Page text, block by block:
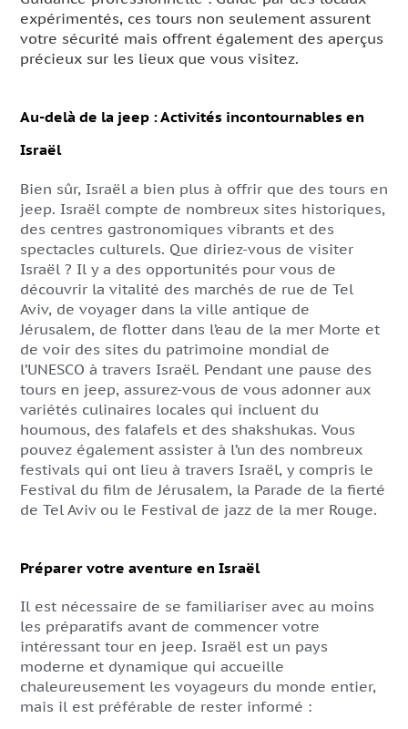
expérimentés, ces tours non seulement assurent
votre sécurité mais offrent également des aperçus
précieux sur les lieux que vous visitez.
Au-delà de la jeep : Activités incontournables en
Israël
Bien sûr, Israël a bien plus à offrir que des tours en
jeep. Israël compte de nombreux sites historiques,
des centres gastronomiques vibrants et des
spectacles culturels. Que diriez-vous de visiter
Israël ? Il y a des opportunités pour vous de
découvrir la vitalité des marchés de rue de Tel
Aviv, de voyager dans la ville antique de
Jérusalem, de flotter dans l’eau de la mer Morte et
de voir des sites du patrimoine mondial de
l’UNESCO à travers Israël. Pendant une pause des
tours en jeep, assurez-vous de vous adonner aux
variétés culinaires locales qui incluent du
houmous, des falafels et des shakshukas. Vous
pouvez également assister à l’un des nombreux
festivals qui ont lieu à travers Israël, y compris le
Festival du film de Jérusalem, la Parade de la fierté
de Tel Aviv ou le Festival de jazz de la mer Rouge.
Préparer votre aventure en Israël
Il est nécessaire de se familiariser avec au moins
les préparatifs avant de commencer votre
intéressant tour en jeep. Israël est un pays
moderne et dynamique qui accueille
chaleureusement les voyageurs du monde entier,
mais il est préférable de rester informé :